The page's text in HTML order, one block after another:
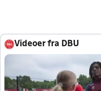
Videoer fra DBU